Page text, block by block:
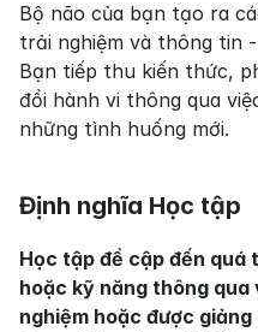
Bộ não của bạn tạo ra
trải nghiệm và thông tin
Bạn tiếp thu kiến thức,
đổi hành vi thông qua
những tình huống mới.
Định nghĩa Học tập
Học tập đề cập đến
hoặc kỹ năng thông
nghiệm hoặc được giảng